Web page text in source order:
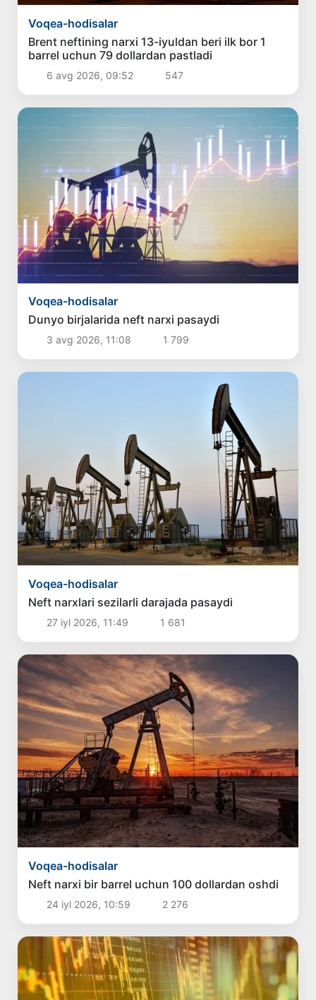
Voqea-hodisalar
Brent neftining narxi 13-iyuldan beri ilk bor 1
barrel uchun 79 dollardan pastladi
6 avg 2026, 09:52 547
Voqea-hodisalar
Dunyo birjalarida neft narxi pasaydi
3 avg 2026, 11:08 1 799
Voqea-hodisalar
Neft narxlari sezilarli darajada pasaydi
27 iyl 2026, 11:49 1 681
Voqea-hodisalar
Neft narxi bir barrel uchun 100 dollardan oshdi
24 iyl 2026, 10:59 2 276